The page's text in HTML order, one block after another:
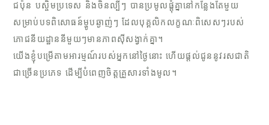
ជប៉ុន បស្ចិមប្រទេស និងចិនល្បីៗ បានប្រមូលផ្តុំគ្នានៅកន្លែងតែមួយ
សម្រាប់បទពិសោធន៍ម្ហូបឆ្ងាញ់ៗ ដែលបុគ្គលិកលក្ខណៈពិសេសៗរបស់
ភោជនីយដ្ឋាននីមួយៗមានភាពស៊ីសង្វាក់គ្នា។
យើងខ្ញុំបម្រើតាមអារម្មណ៍របស់អ្នកនៅថ្ងៃនោះ ហើយផ្តល់ជូននូវរសជាតិ
ជាច្រើនប្រភេទ ដើម្បីបំពេញចិត្តគ្រួសារទាំងមូល។